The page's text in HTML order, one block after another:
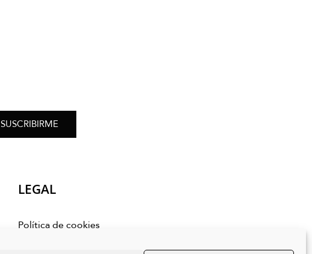
SUSCRIBIRME
LEGAL
Política de cookies